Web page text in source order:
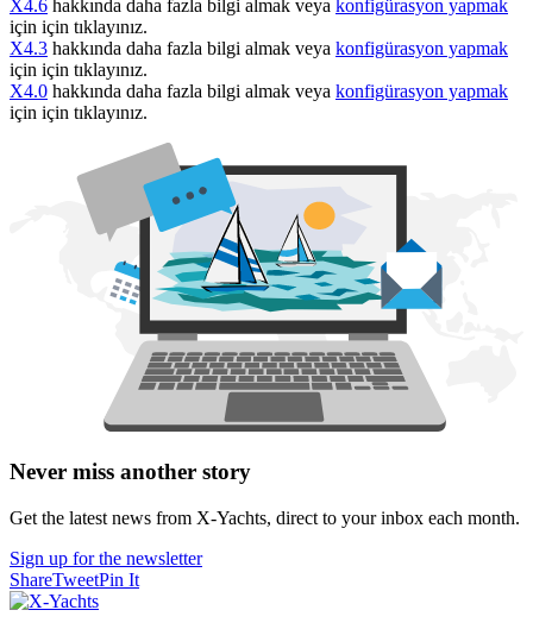
X4.6 hakkında daha fazla bilgi almak veya konfigürasyon yapmak
için için tıklayınız.
X4.3 hakkında daha fazla bilgi almak veya konfigürasyon yapmak
için için tıklayınız.
X4.0 hakkında daha fazla bilgi almak veya konfigürasyon yapmak
için için tıklayınız.
Never miss another story
Get the latest news from X-Yachts, direct to your inbox each month.
Sign up for the newsletter
ShareTweetPin It